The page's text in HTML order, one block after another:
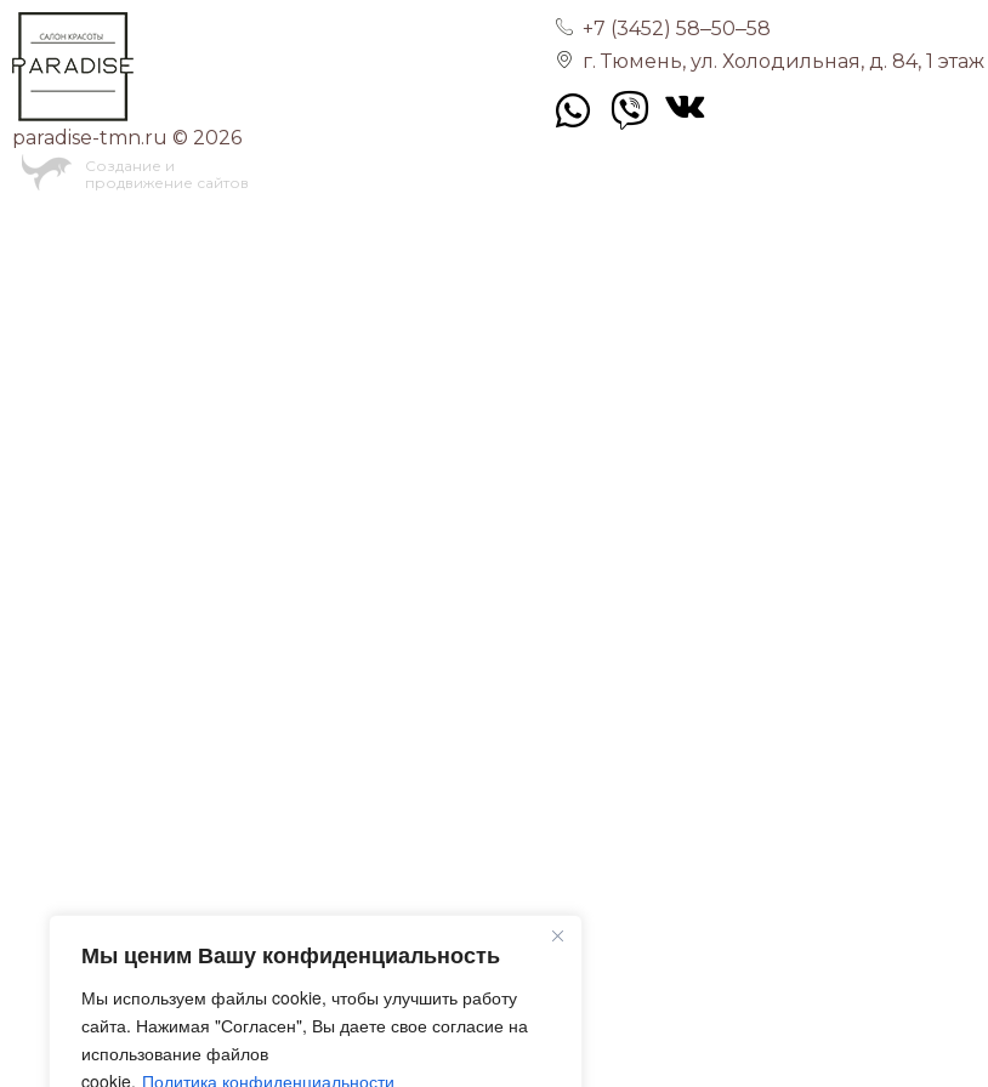
Мы ценим Вашу конфиденциальность
Мы используем файлы cookie, чтобы улучшить работу
сайта. Нажимая "Согласен", Вы даете свое согласие на
использование файлов
cookie. Политика конфиденциальности
paradise-tmn.ru © 2026
Создание и
продвижение сайтов
+7 (3452) 58‒50‒58
г. Тюмень, ул. ​Холодильная, д. 84​, 1 этаж